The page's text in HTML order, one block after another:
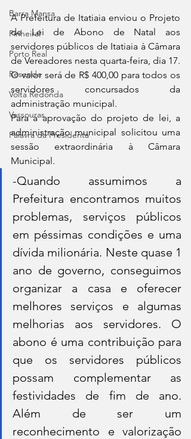
Barra Mansa
Pinheiral
Porto Real
Resende
Volta Redonda
Vassouras
Palavra da Presidenta
A Prefeitura de Itatiaia enviou o Projeto
de Lei de Abono de Natal aos
servidores públicos de Itatiaia à Câmara
de Vereadores nesta quarta-feira, dia 17.
O valor será de R$ 400,00 para todos os
servidores concursados da
administração municipal.
Para a aprovação do projeto de lei, a
administração municipal solicitou uma
sessão extraordinária à Câmara
Municipal.
-Quando assumimos a
Prefeitura encontramos muitos
problemas, serviços públicos
em péssimas condições e uma
dívida milionária. Neste quase 1
ano de governo, conseguimos
organizar a casa e oferecer
melhores serviços e algumas
melhorias aos servidores. O
abono é uma contribuição para
que os servidores públicos
possam complementar as
festividades de fim de ano.
Além de ser um
reconhecimento e valorização